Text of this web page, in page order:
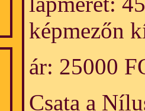
képmezőn
ár: 25000
Csata a